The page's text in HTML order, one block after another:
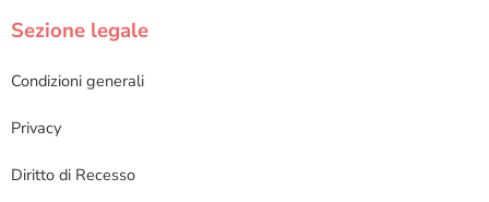
Sezione legale
Condizioni generali
Privacy
Diritto di Recesso